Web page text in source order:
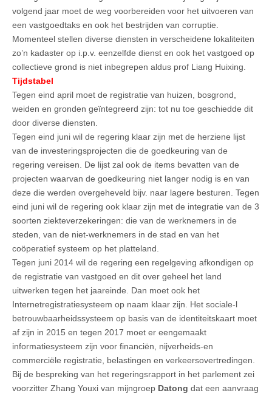
volgend jaar moet de weg voorbereiden voor het uitvoeren van
een vastgoedtaks en ook het bestrijden van corruptie.
Momenteel stellen diverse diensten in verscheidene lokaliteiten
zo’n kadaster op i.p.v. eenzelfde dienst en ook het vastgoed op
collectieve grond is niet inbegrepen aldus prof Liang Huixing.
Tijdstabel
Tegen eind april moet de registratie van huizen, bosgrond,
weiden en gronden geïntegreerd zijn: tot nu toe geschiedde dit
door diverse diensten.
Tegen eind juni wil de regering klaar zijn met de herziene lijst
van de investeringsprojecten die de goedkeuring van de
regering vereisen. De lijst zal ook de items bevatten van de
projecten waarvan de goedkeuring niet langer nodig is en van
deze die werden overgeheveld bijv. naar lagere besturen. Tegen
eind juni wil de regering ook klaar zijn met de integratie van de 3
soorten ziekteverzekeringen: die van de werknemers in de
steden, van de niet-werknemers in de stad en van het
coöperatief systeem op het platteland.
Tegen juni 2014 wil de regering een regelgeving afkondigen op
de registratie van vastgoed en dit over geheel het land
uitwerken tegen het jaareinde. Dan moet ook het
Internetregistratiesysteem op naam klaar zijn. Het sociale-l
betrouwbaarheidssysteem op basis van de identiteitskaart moet
af zijn in 2015 en tegen 2017 moet er eengemaakt
informatiesysteem zijn voor financiën, nijverheids-en
commerciële registratie, belastingen en verkeersovertredingen.
Bij de bespreking van het regeringsrapport in het parlement zei
voorzitter Zhang Youxi van mijngroep Datong dat een aanvraag